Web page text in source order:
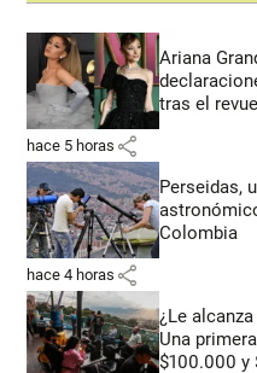
Ariana
tras el
hace 5 horas share
Perseidas,
Colombia
hace 4 horas share
¿Le
Una
$100.000 y